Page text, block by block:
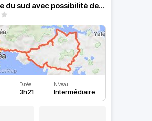
Un boucle du sud avec possibilité de faire de la piste
Durée
3h21
Niveau
Intermédiaire